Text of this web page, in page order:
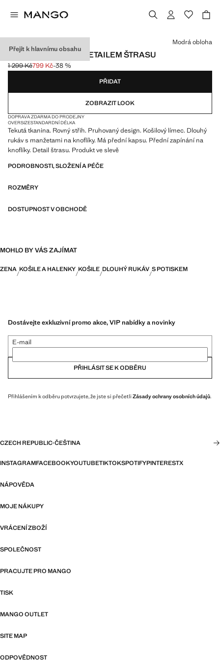
Přejít k hlavnímu obsahu
KOŠILE S PRUHY A DETAILEM ŠTRASU
Původní cena přeškrtnutá [1 299 Kč ]
1 299 Kč
Aktuální cena [799 Kč ]
799 Kč-38 %
Vyberte barvu
Modrá obloha
PŘIDAT
ZOBRAZIT LOOK
DOPRAVA ZDARMA DO PRODEJNY
OVERSIZESTANDARDNÍ DÉLKA
Tekutá tkanina. Rovný střih. Pruhovaný design. Košilový límec. Dlouhý
rukáv s manžetami na knoflíky. Má přední kapsu. Přední zapínání na
knoflíky. Detail štrasu. Produkt ve slevě
PODROBNOSTI, SLOŽENÍ A PÉČE
ROZMĚRY
DOSTUPNOST V OBCHODĚ
MOHLO BY VÁS ZAJÍMAT
ZENA KOŠILE A HALENKY KOŠILE DLOUHÝ RUKÁV S POTISKEM
Dostávejte exkluzivní promo akce, VIP nabídky a novinky
E-mail
PŘIHLÁSIT SE K ODBĚRU
Přihlášením k odběru potvrzujete, že jste si přečetli Zásady ochrany osobních údajů.
CZECH REPUBLIC·ČEŠTINA
INSTAGRAMFACEBOOKYOUTUBETIKTOKSPOTIFYPINTERESTX
NÁPOVĚDA
MOJE NÁKUPY
VRÁCENÍ ZBOŽÍ
SPOLEČNOST
PRACUJTE PRO MANGO
TISK
MANGO OUTLET
SITE MAP
ODPOVĚDNOST